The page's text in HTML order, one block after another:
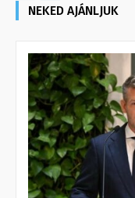
NEKED AJÁNLJUK